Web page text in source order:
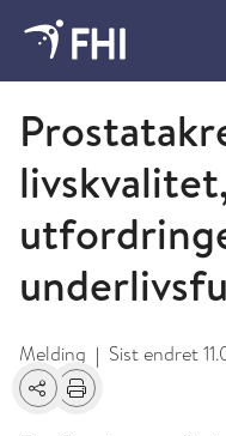
Nyheter og
Melding | Sist endret
Del Skriv ut